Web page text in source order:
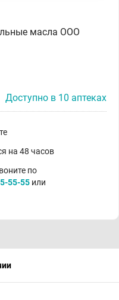
масла ООО
Доступно в 10 аптеках
на 48 часов
по
55-55 или